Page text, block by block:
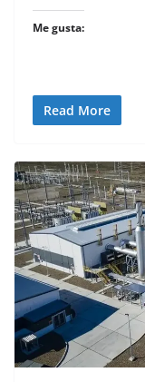
Me gusta:
Read More